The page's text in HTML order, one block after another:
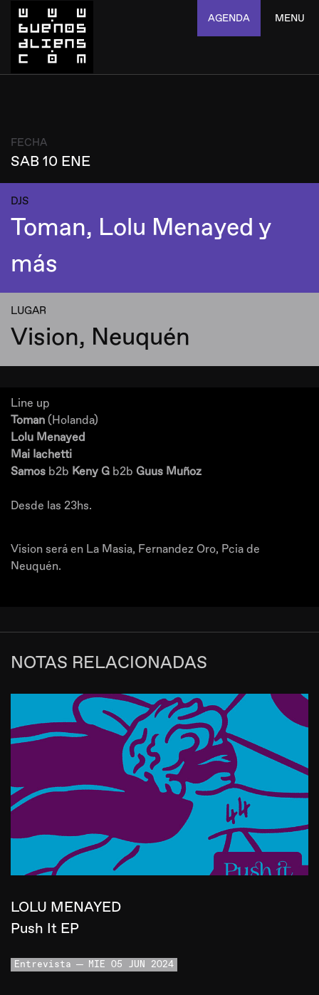
AGENDA MENU
FECHA
SAB 10 ENE
DJS
Toman, Lolu Menayed y
más
LUGAR
Vision, Neuquén
Line up
Toman (Holanda)
Lolu Menayed
Mai Iachetti
Samos b2b Keny G b2b Guus Muñoz
Desde las 23hs.
Vision será en La Masia, Fernandez Oro, Pcia de
Neuquén.
NOTAS RELACIONADAS
LOLU MENAYED
Push It EP
Entrevista MIE 05 JUN 2024